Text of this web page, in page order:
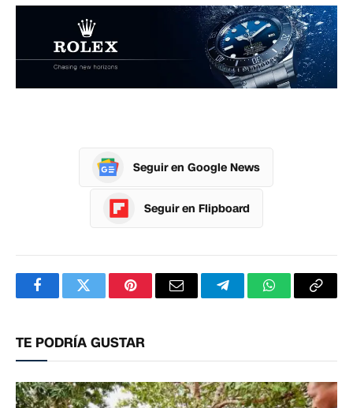
Seguir en Google News
Seguir en Flipboard
FacebookTwitterPinterestCorreoTelegramWhatsApp
TE PODRÍA GUSTAR